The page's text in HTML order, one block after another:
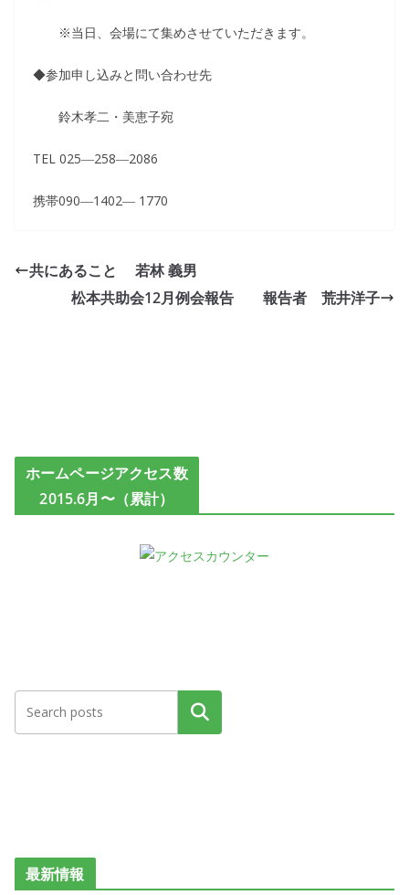
※当日、会場にて集めさせていただきます。
◆参加申し込みと問い合わせ先
鈴木孝二・美恵子宛
TEL 025―258―2086
携帯090―1402― 1770
共にあること 若林 義男
松本共助会12月例会報告 報告者 荒井洋子
ホームページアクセス数
2015.6月〜（累計）
検索
最新情報